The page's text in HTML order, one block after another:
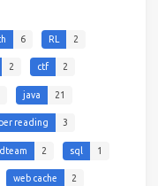
6 RL 2
2 ctf 2
java 21
reading 3
2 sql 1
web cache 2